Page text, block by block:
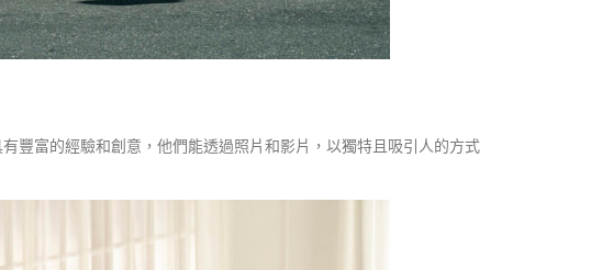
豐富的經驗和創意，他們能透過照片和影片，以獨特且吸引人的方式